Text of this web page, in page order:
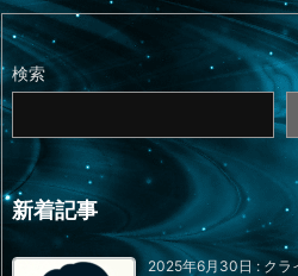
検索
新着記事
2025年6月30日 : クラ